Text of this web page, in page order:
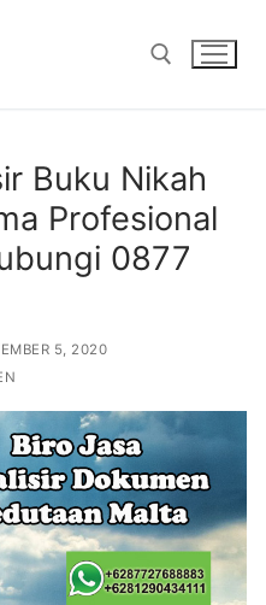
Buku Nikah
Profesional
0877
5, 2020